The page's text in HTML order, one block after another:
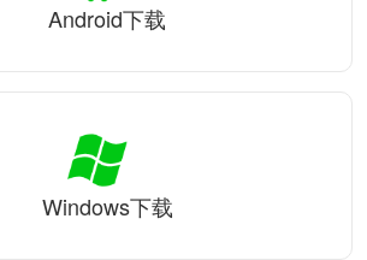
Android下载
Windows下载